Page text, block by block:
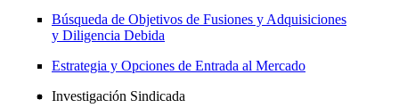
Búsqueda de Objetivos de Fusiones y Adquisiciones
y Diligencia Debida
Estrategia y Opciones de Entrada al Mercado
Investigación Sindicada